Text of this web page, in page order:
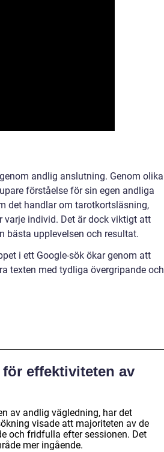
andlig anslutning. Genom olika
förståelse för sin egen andliga
det handlar om tarotkortsläsning,
varje individ. Det är dock viktigt att
bästa upplevelsen och resultat.
i ett Google-sök ökar genom att
texten med tydliga övergripande och
effektiviteten av
av andlig vägledning, har det
visade att majoriteten av de
och fridfulla efter sessionen. Det
mer ingående.